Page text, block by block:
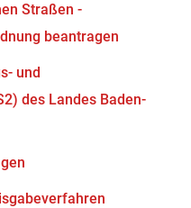
Straßen -
beantragen
und
des Landes Baden-